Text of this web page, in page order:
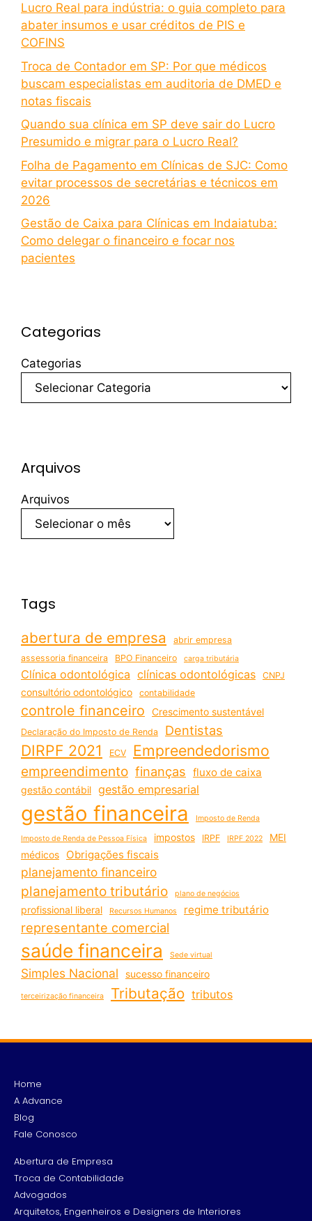
Lucro Real para indústria: o guia completo para
abater insumos e usar créditos de PIS e
COFINS
Troca de Contador em SP: Por que médicos
buscam especialistas em auditoria de DMED e
notas fiscais
Quando sua clínica em SP deve sair do Lucro
Presumido e migrar para o Lucro Real?
Folha de Pagamento em Clínicas de SJC: Como
evitar processos de secretárias e técnicos em
2026
Gestão de Caixa para Clínicas em Indaiatuba:
Como delegar o financeiro e focar nos
pacientes
Categorias
Categorias
Arquivos
Arquivos
Tags
abertura de empresa
abrir empresa
assessoria financeira
BPO Financeiro carga tributária
Clínica odontológica clínicas odontológicas CNPJ
consultório odontológico contabilidade
controle financeiro Crescimento sustentável
Declaração do Imposto de Renda Dentistas
DIRPF 2021 ECV Empreendedorismo
empreendimento finanças fluxo de caixa
gestão contábil gestão empresarial
gestão financeira Imposto de Renda
Imposto de Renda de Pessoa Física impostos IRPF IRPF 2022
MEI
médicos
Obrigações fiscais
planejamento financeiro
planejamento tributário plano de negócios
profissional liberal Recursos Humanos regime tributário
representante comercial
saúde financeira Sede virtual
Simples Nacional sucesso financeiro
terceirização financeira Tributação tributos
Home
A Advance
Blog
Fale Conosco
Abertura de Empresa
Troca de Contabilidade
Advogados
Arquitetos, Engenheiros e Designers de Interiores